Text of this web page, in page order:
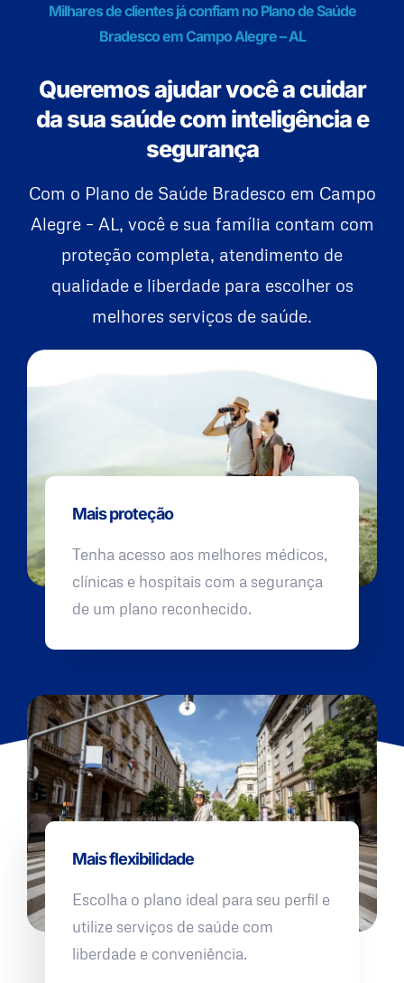
Milhares de clientes já confiam no Plano de Saúde
Bradesco em Campo Alegre – AL
Queremos ajudar você a cuidar
da sua saúde com inteligência e
segurança
Com o Plano de Saúde Bradesco em Campo
Alegre – AL, você e sua família contam com
proteção completa, atendimento de
qualidade e liberdade para escolher os
melhores serviços de saúde.
Mais proteção
Tenha acesso aos melhores médicos,
clínicas e hospitais com a segurança
de um plano reconhecido.
Mais flexibilidade
Escolha o plano ideal para seu perfil e
utilize serviços de saúde com
liberdade e conveniência.